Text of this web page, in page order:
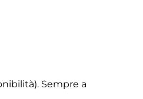
Sempre a